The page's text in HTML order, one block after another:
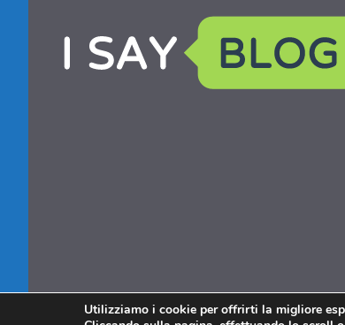
Utilizziamo i cookie per offrirti la migliore